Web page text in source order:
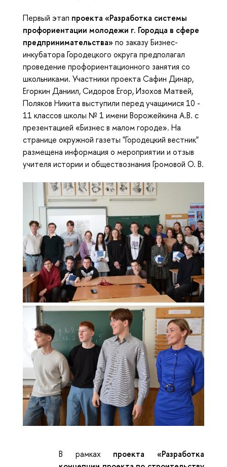
Первый этап проекта «Разработка системы
профориентации молодежи г. Городца в сфере
предпринимательства» по заказу Бизнес-
инкубатора Городецкого округа предполагал
проведение профориентационного занятия со
школьниками. Участники проекта Сафин Динар,
Егоркин Даниил, Сидоров Егор, Изохов Матвей,
Поляков Никита выступили перед учащимися 10 -
11 классов школы № 1 имени Ворожейкина А.В. с
презентацией «Бизнес в малом городе». На
странице окружной газеты "Городецкий вестник"
размещена информация о мероприятии и отзыв
учителя истории и обществознания Громовой О. В.
В рамках проекта «Разработка